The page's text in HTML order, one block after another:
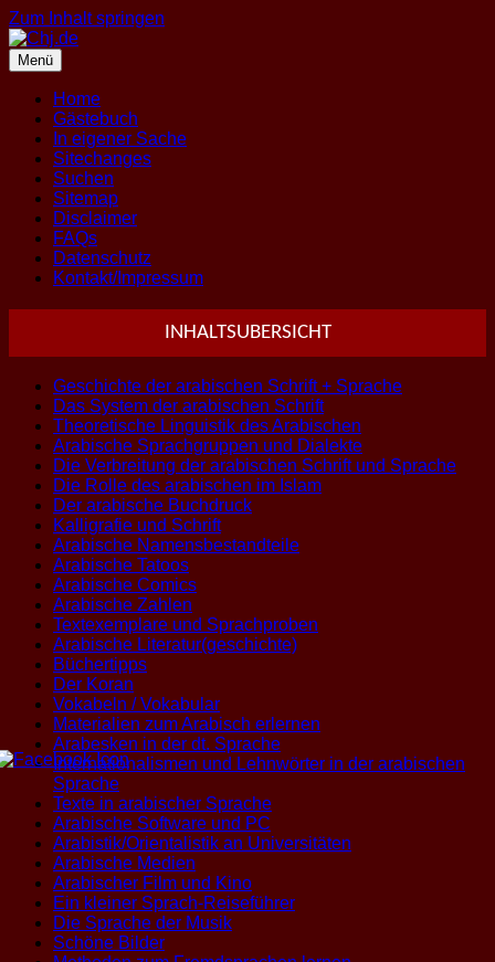
Zum Inhalt springen
Menü
Home
Gästebuch
In eigener Sache
Sitechanges
Suchen
Sitemap
Disclaimer
FAQs
Datenschutz
Kontakt/Impressum
INHALTSUBERSICHT
Geschichte der arabischen Schrift + Sprache
Das System der arabischen Schrift
Theoretische Linguistik des Arabischen
Arabische Sprachgruppen und Dialekte
Die Verbreitung der arabischen Schrift und Sprache
Die Rolle des arabischen im Islam
Der arabische Buchdruck
Kalligrafie und Schrift
Arabische Namensbestandteile
Arabische Tatoos
Arabische Comics
Arabische Zahlen
Textexemplare und Sprachproben
Arabische Literatur(geschichte)
Büchertipps
Der Koran
Vokabeln / Vokabular
Materialien zum Arabisch erlernen
Arabesken in der dt. Sprache
Internationalismen und Lehnwörter in der arabischen
Sprache
Texte in arabischer Sprache
Arabische Software und PC
Arabistik/Orientalistik an Universitäten
Arabische Medien
Arabischer Film und Kino
Ein kleiner Sprach-Reiseführer
Die Sprache der Musik
Schöne Bilder